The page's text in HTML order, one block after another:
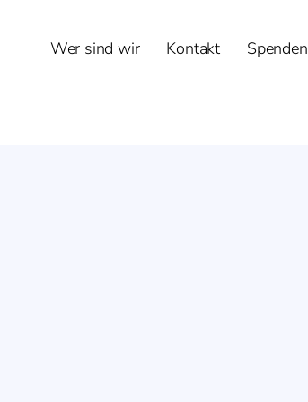
Wer sind wir Kontakt Spenden